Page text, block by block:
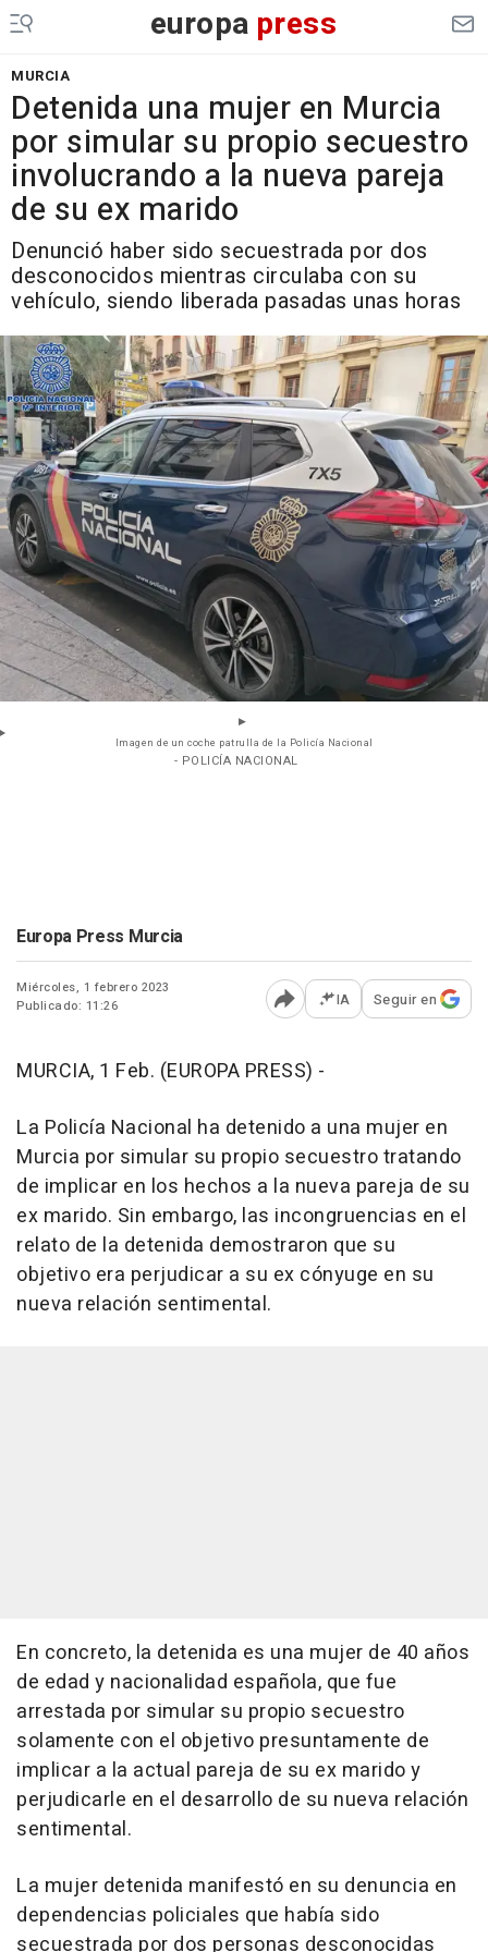
europa press
MURCIA
Detenida una mujer en Murcia
por simular su propio secuestro
involucrando a la nueva pareja
de su ex marido
Denunció haber sido secuestrada por dos
desconocidos mientras circulaba con su
vehículo, siendo liberada pasadas unas horas
Imagen de un coche patrulla de la Policía Nacional
- POLICÍA NACIONAL
Europa Press Murcia
Miércoles, 1 febrero 2023
Publicado: 11:26
Abrir opciones para
IA Seguir en
MURCIA, 1 Feb. (EUROPA PRESS) -
La Policía Nacional ha detenido a una mujer en
Murcia por simular su propio secuestro tratando
de implicar en los hechos a la nueva pareja de su
ex marido. Sin embargo, las incongruencias en el
relato de la detenida demostraron que su
objetivo era perjudicar a su ex cónyuge en su
nueva relación sentimental.
En concreto, la detenida es una mujer de 40 años
de edad y nacionalidad española, que fue
arrestada por simular su propio secuestro
solamente con el objetivo presuntamente de
implicar a la actual pareja de su ex marido y
perjudicarle en el desarrollo de su nueva relación
sentimental.
La mujer detenida manifestó en su denuncia en
dependencias policiales que había sido
secuestrada por dos personas desconocidas